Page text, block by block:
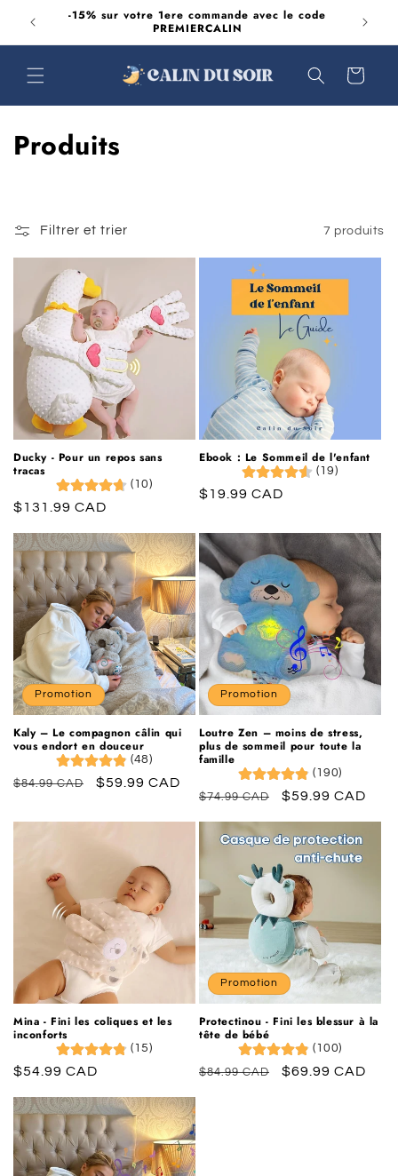
passer
délais
-15% sur votre 1ere commande avec le code
PREMIERCALIN
Panier
C
l
c
o
n
:
Produits
Filtrer et trier 7 produits
Ducky - Pour un repos sans
tracas
(10)
Prix
$131.99 CAD
Ebook : Le Sommeil de l'enfant
(19)
Prix
$19.99 CAD
Promotion
Kaly – Le compagnon câlin qui
vous endort en douceur
(48)
Prix
$84.99 CAD
Prix
$59.99 CAD
Promotion
Loutre Zen – moins de stress,
plus de sommeil pour toute la
famille
(190)
Prix
$74.99 CAD
Prix
$59.99 CAD
Mina - Fini les coliques et les
inconforts
(15)
Prix
$54.99 CAD
Promotion
Protectinou - Fini les blessur à la
tête de bébé
(100)
Prix
$84.99 CAD
Prix
$69.99 CAD